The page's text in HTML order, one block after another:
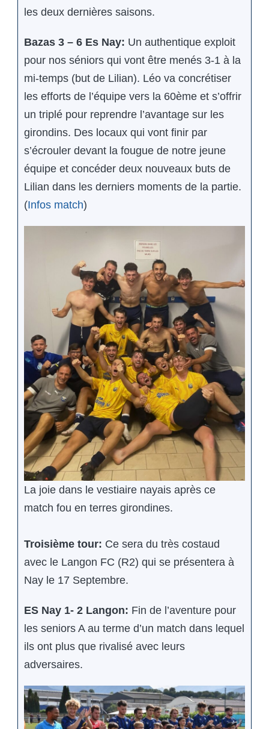
les deux dernières saisons.
Bazas 3 – 6 Es Nay: Un authentique exploit
pour nos séniors qui vont être menés 3-1 à la
mi-temps (but de Lilian). Léo va concrétiser
les efforts de l’équipe vers la 60ème et s’offrir
un triplé pour reprendre l’avantage sur les
girondins. Des locaux qui vont finir par
s’écrouler devant la fougue de notre jeune
équipe et concéder deux nouveaux buts de
Lilian dans les derniers moments de la partie.
(Infos match)
La joie dans le vestiaire nayais après ce
match fou en terres girondines.
Troisième tour: Ce sera du très costaud
avec le Langon FC (R2) qui se présentera à
Nay le 17 Septembre.
ES Nay 1- 2 Langon: Fin de l’aventure pour
les seniors A au terme d’un match dans lequel
ils ont plus que rivalisé avec leurs
adversaires.